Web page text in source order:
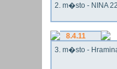
2. m�sto - NINA
8.4.11
3. m�sto -